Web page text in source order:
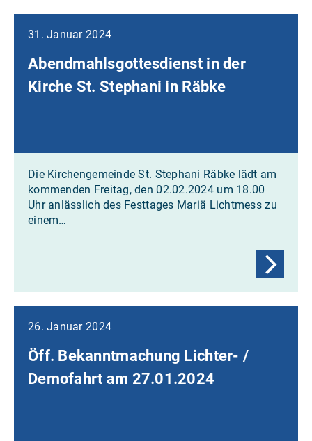
31. Januar 2024
Abendmahlsgottesdienst in der
Kirche St. Stephani in Räbke
Die Kirchengemeinde St. Stephani Räbke lädt am
kommenden Freitag, den 02.02.2024 um 18.00
Uhr anlässlich des Festtages Mariä Lichtmess zu
einem…
26. Januar 2024
Öff. Bekanntmachung Lichter- /
Demofahrt am 27.01.2024